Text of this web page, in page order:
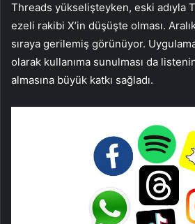
Threads yükselişteyken, eski adıyla
ezeli rakibi X’in düşüşte olması.
sıraya gerilemiş görünüyor.
olarak kullanıma sunulması da
almasına büyük katkı sağladı.